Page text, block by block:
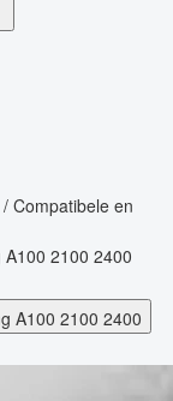
/ Compatibele en